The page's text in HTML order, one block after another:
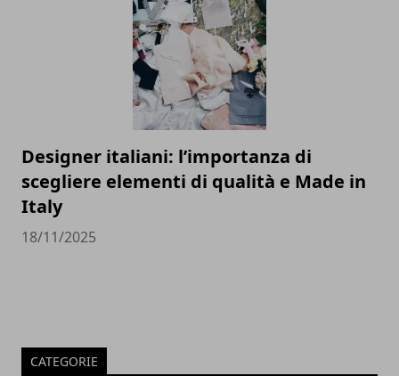
Designer italiani: l’importanza di
scegliere elementi di qualità e Made in
Italy
18/11/2025
CATEGORIE